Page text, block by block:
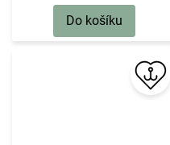
Do košíku